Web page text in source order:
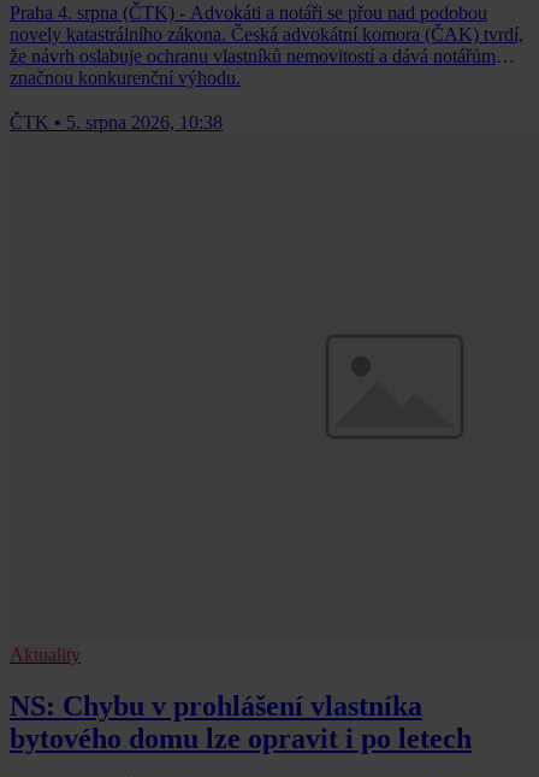
Praha 4. srpna (ČTK) - Advokáti a notáři se přou nad podobou
novely katastrálního zákona. Česká advokátní komora (ČAK) tvrdí,
že návrh oslabuje ochranu vlastníků nemovitostí a dává notářům
značnou konkurenční výhodu.
ČTK • 5. srpna 2026, 10:38
Aktuality
NS: Chybu v prohlášení vlastníka
bytového domu lze opravit i po letech